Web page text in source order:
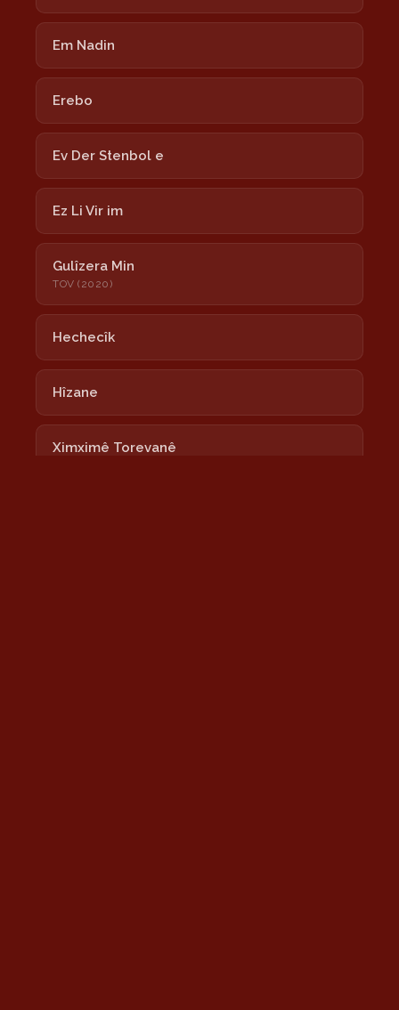
Em Nadin
Erebo
Ev Der Stenbol e
Ez Li Vir im
Gulîzera Min
TOV (2020)
Hechecîk
Hîzane
Ximximê Torevanê